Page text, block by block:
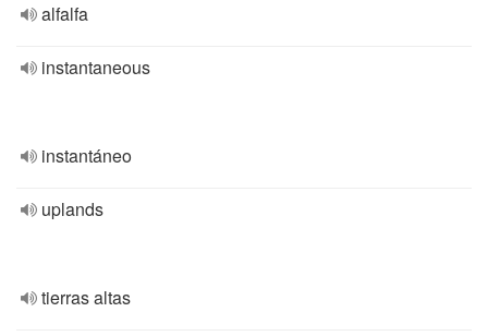
alfalfa
instantaneous
instantáneo
uplands
tierras altas